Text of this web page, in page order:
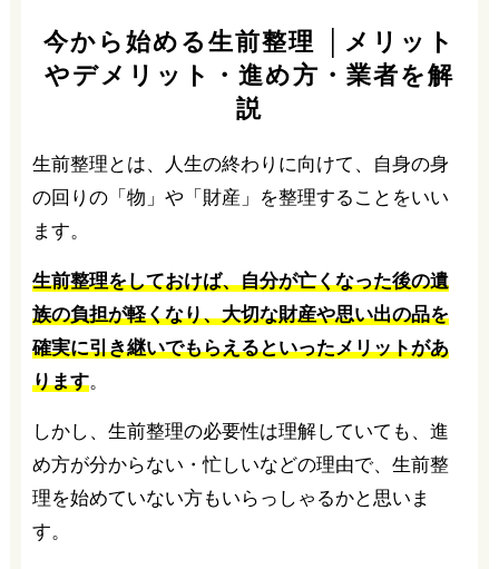
今から始める生前整理 │メリット
やデメリット・進め方・業者を解
説
生前整理とは、人生の終わりに向けて、自身の身
の回りの「物」や「財産」を整理することをいい
ます。
生前整理をしておけば、自分が亡くなった後の遺
族の負担が軽くなり、大切な財産や思い出の品を
確実に引き継いでもらえるといったメリットがあ
ります。
しかし、生前整理の必要性は理解していても、進
め方が分からない・忙しいなどの理由で、生前整
理を始めていない方もいらっしゃるかと思いま
す。